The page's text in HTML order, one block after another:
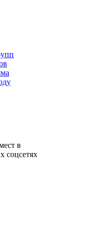
в
соцсетях